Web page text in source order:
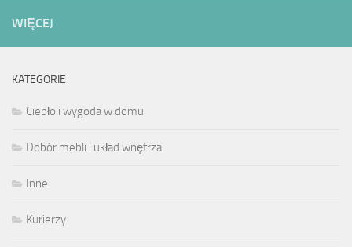
WIĘCEJ
KATEGORIE
Ciepło i wygoda w domu
Dobór mebli i układ wnętrza
Inne
Kurierzy